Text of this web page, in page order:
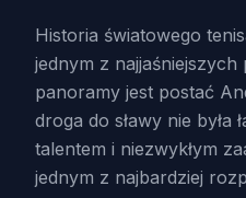
Historia światowego
jednym z najjaśniejszych
panoramy jest postać
droga do sławy nie była
talentem i niezwykłym
jednym z najbardziej